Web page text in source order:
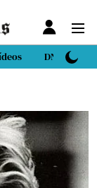
DN Sport